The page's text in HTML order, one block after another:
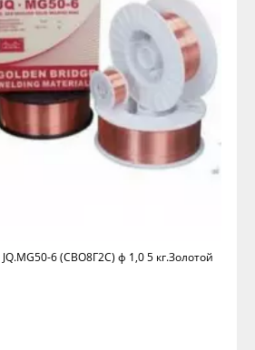
6 (СВО8Г2С) ф 1,0 5 кг.Золотой